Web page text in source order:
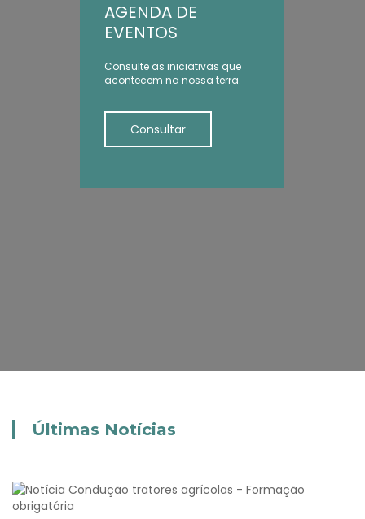
AGENDA DE
EVENTOS
Consulte as iniciativas que
acontecem na nossa terra.
Consultar
Últimas Notícias